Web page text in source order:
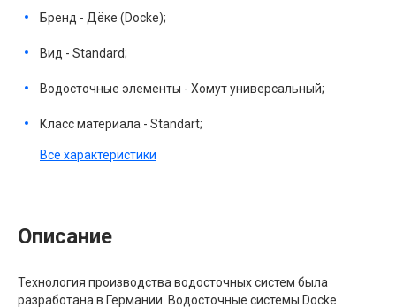
Бренд - Дёке (Docke);
Вид - Standard;
Водосточные элементы - Хомут универсальный;
Класс материала - Standart;
Все характеристики
Описание
Технология производства водосточных систем была
разработана в Германии. Водосточные системы Docke